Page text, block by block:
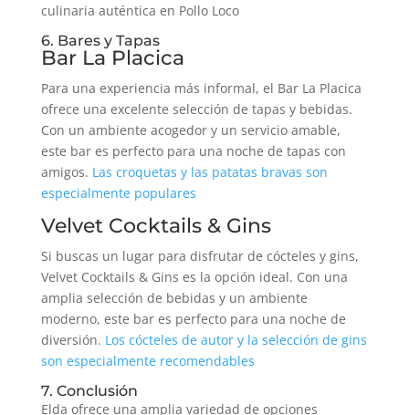
culinaria auténtica en Pollo Loco
6. Bares y Tapas
Bar La Placica
Para una experiencia más informal, el Bar La Placica
ofrece una excelente selección de tapas y bebidas.
Con un ambiente acogedor y un servicio amable,
este bar es perfecto para una noche de tapas con
amigos. Las croquetas y las patatas bravas son
especialmente populares
Velvet Cocktails & Gins
Si buscas un lugar para disfrutar de cócteles y gins,
Velvet Cocktails & Gins es la opción ideal. Con una
amplia selección de bebidas y un ambiente
moderno, este bar es perfecto para una noche de
diversión. Los cócteles de autor y la selección de gins
son especialmente recomendables
7. Conclusión
Elda ofrece una amplia variedad de opciones